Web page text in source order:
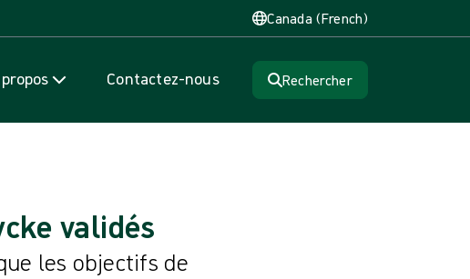
Canada (French)
Contactez-nous Rechercher
validés
les objectifs de